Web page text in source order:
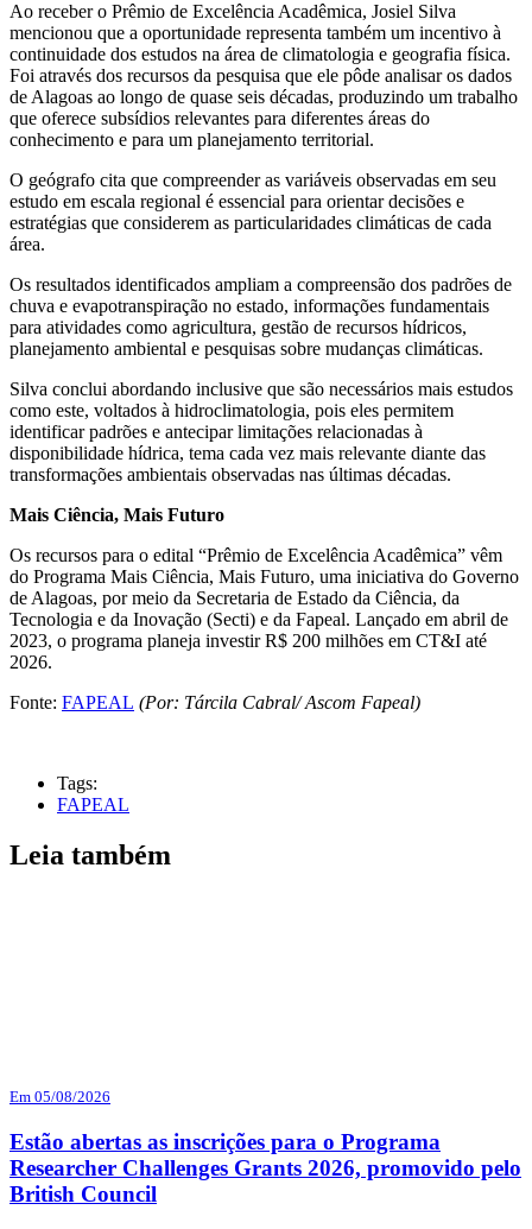
Ao receber o Prêmio de Excelência Acadêmica, Josiel Silva
mencionou que a oportunidade representa também um incentivo à
continuidade dos estudos na área de climatologia e geografia física.
Foi através dos recursos da pesquisa que ele pôde analisar os dados
de Alagoas ao longo de quase seis décadas, produzindo um trabalho
que oferece subsídios relevantes para diferentes áreas do
conhecimento e para um planejamento territorial.
O geógrafo cita que compreender as variáveis observadas em seu
estudo em escala regional é essencial para orientar decisões e
estratégias que considerem as particularidades climáticas de cada
área.
Os resultados identificados ampliam a compreensão dos padrões de
chuva e evapotranspiração no estado, informações fundamentais
para atividades como agricultura, gestão de recursos hídricos,
planejamento ambiental e pesquisas sobre mudanças climáticas.
Silva conclui abordando inclusive que são necessários mais estudos
como este, voltados à hidroclimatologia, pois eles permitem
identificar padrões e antecipar limitações relacionadas à
disponibilidade hídrica, tema cada vez mais relevante diante das
transformações ambientais observadas nas últimas décadas.
Mais Ciência, Mais Futuro
Os recursos para o edital “Prêmio de Excelência Acadêmica” vêm
do Programa Mais Ciência, Mais Futuro, uma iniciativa do Governo
de Alagoas, por meio da Secretaria de Estado da Ciência, da
Tecnologia e da Inovação (Secti) e da Fapeal. Lançado em abril de
2023, o programa planeja investir R$ 200 milhões em CT&I até
2026.
Fonte: FAPEAL (Por: Tárcila Cabral/ Ascom Fapeal)
Tags:
FAPEAL
Leia também
Em 05/08/2026
Estão abertas as inscrições para o Programa
Researcher Challenges Grants 2026, promovido pelo
British Council